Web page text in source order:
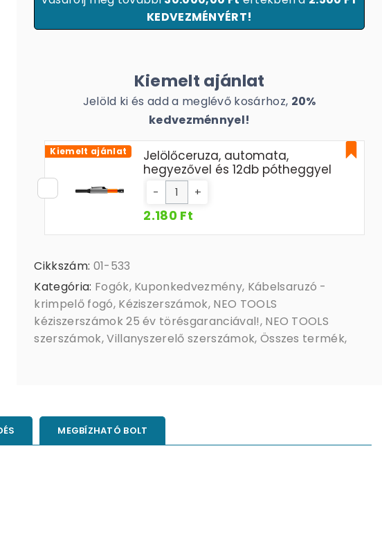
KEDVEZMÉNYÉRT!
Kiemelt ajánlat
Jelöld ki és add a meglévő kosárhoz, 20%
kedvezménnyel!
Kiemelt ajánlat
Jelölőceruza, automata,
hegyezővel és 12db pótheggyel
- +
2.180 Ft
Cikkszám: 01-533
Kategória: Fogók, Kuponkedvezmény, Kábelsaruzó -
krimpelő fogó, Kéziszerszámok, NEO TOOLS
kéziszerszámok 25 év törésgaranciával!, NEO TOOLS
szerszámok,Villanyszerelő szerszámok, Összes termék,
MEGBÍZHATÓ BOLT